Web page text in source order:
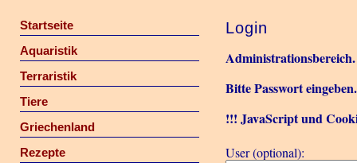
Startseite
Aquaristik
Terraristik
Tiere
Griechenland
Rezepte
Login
Administrationsbereich.
Bitte Passwort eingeben.
!!! JavaScript und
User (optional):